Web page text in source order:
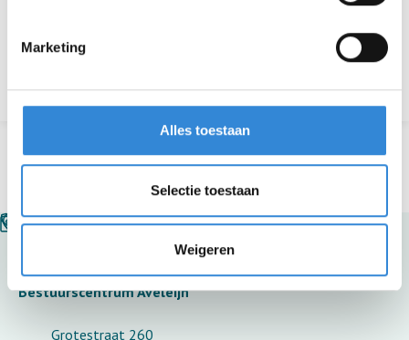
Marketing
Alles toestaan
Selectie toestaan
Weigeren
Bestuurscentrum Aveleijn
Grotestraat 260